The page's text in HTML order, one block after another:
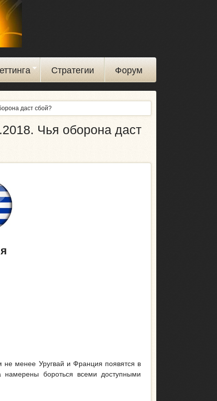
Стратегии Форум
даст сбой?
Чья оборона даст
не менее Уругвай и Франция появятся в
бороться всеми доступными